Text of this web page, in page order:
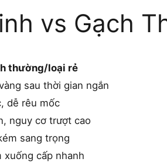
vs Gạch
thường/loại rẻ
sau thời gian ngắn
dễ rêu mốc
nguy cơ trượt cao
sang trọng
xuống cấp nhanh